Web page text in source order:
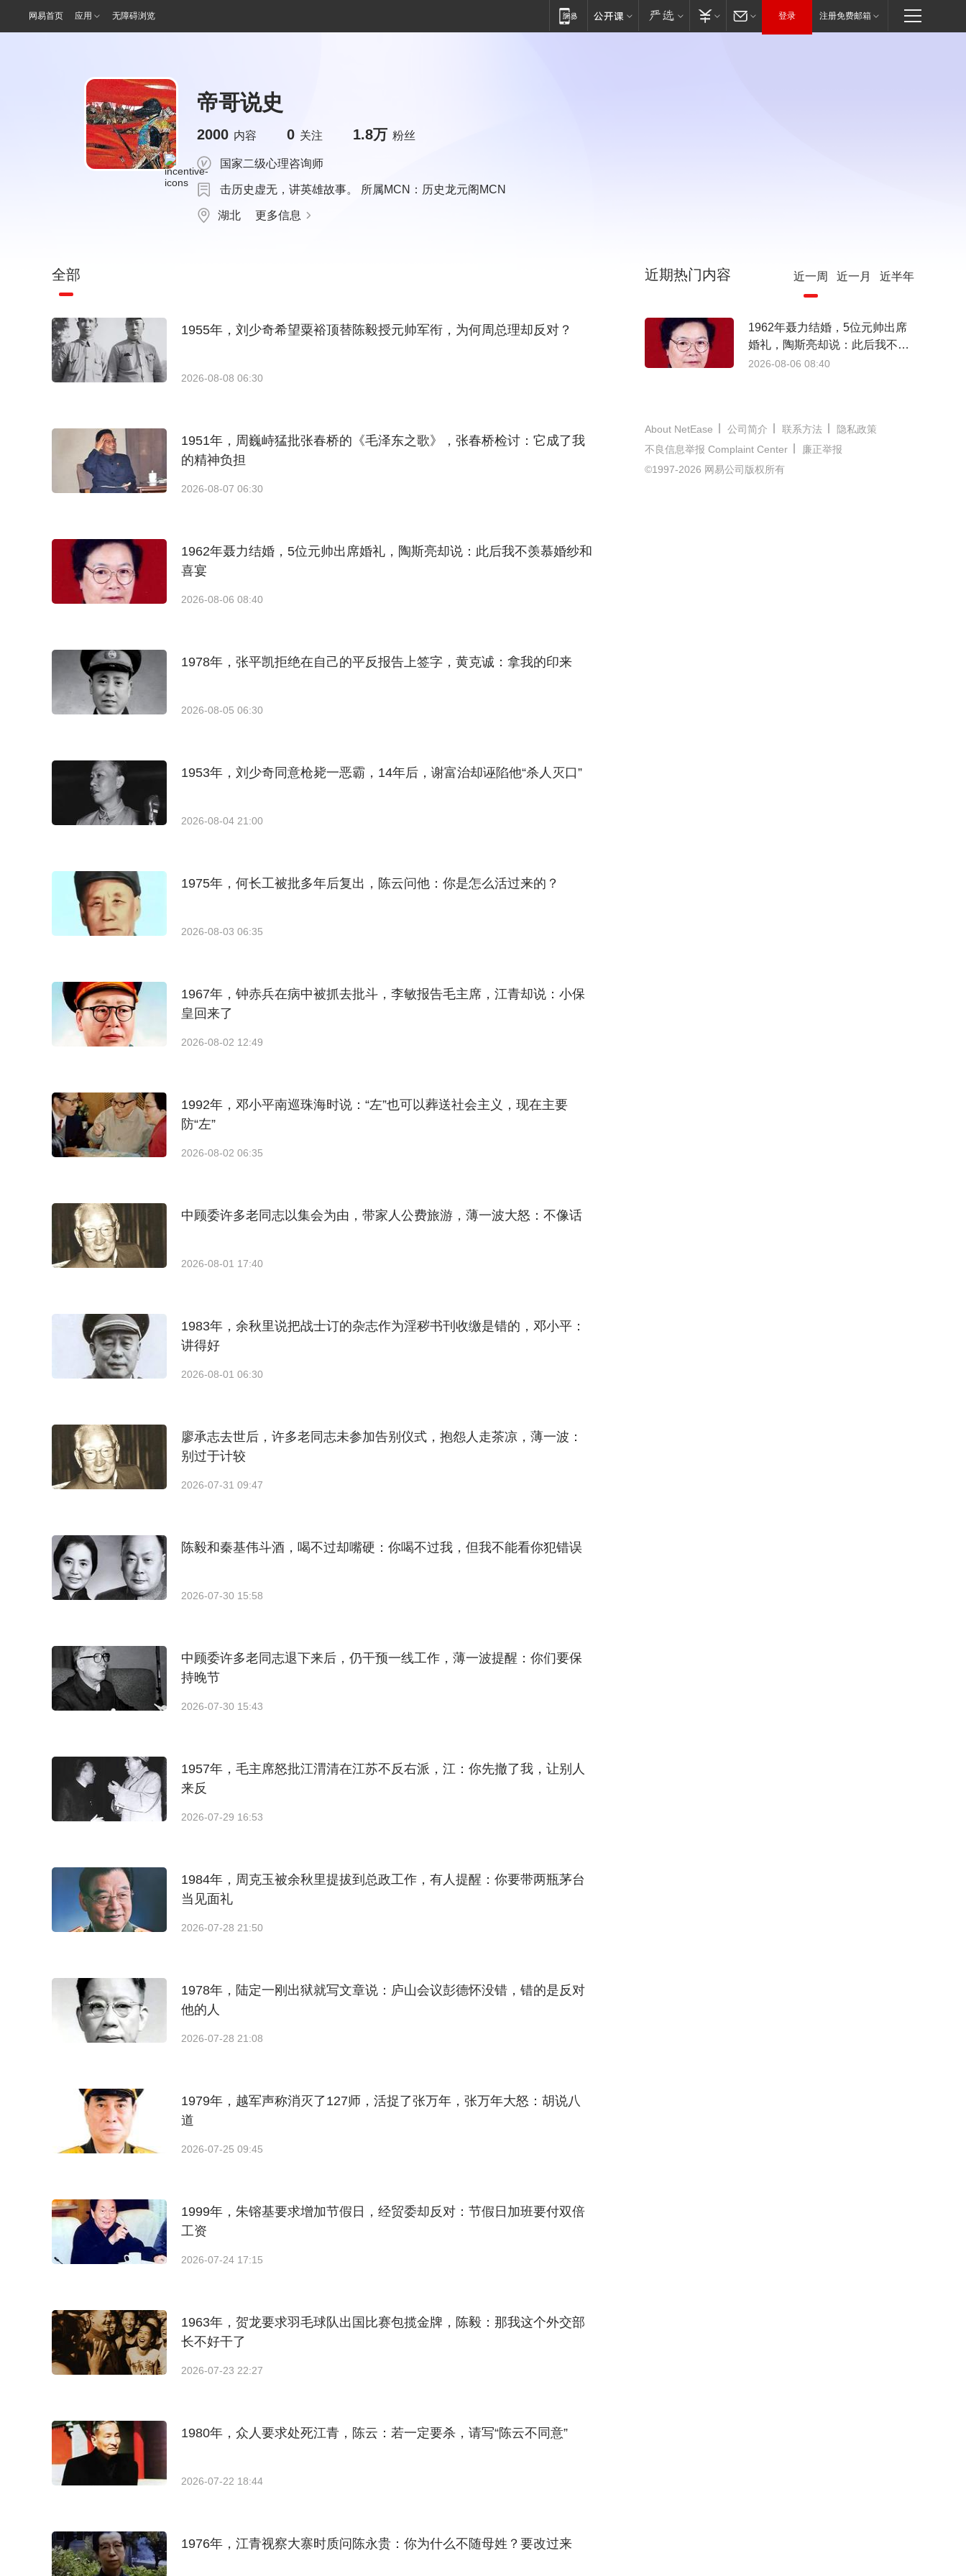
网易首页 应用 无障碍浏览 登录 注册免费邮箱
帝哥说史
2000 内容 0 关注 1.8万 粉丝
国家二级心理咨询师
击历史虚无，讲英雄故事。 所属MCN：历史龙元阁MCN
湖北 更多信息
全部
1955年，刘少奇希望粟裕顶替陈毅授元帅军衔，为何周总理却反对？
2026-08-08 06:30
1951年，周巍峙猛批张春桥的《毛泽东之歌》，张春桥检讨：它成了我
的精神负担
2026-08-07 06:30
1962年聂力结婚，5位元帅出席婚礼，陶斯亮却说：此后我不羡慕婚纱和
喜宴
2026-08-06 08:40
1978年，张平凯拒绝在自己的平反报告上签字，黄克诚：拿我的印来
2026-08-05 06:30
1953年，刘少奇同意枪毙一恶霸，14年后，谢富治却诬陷他“杀人灭口”
2026-08-04 21:00
1975年，何长工被批多年后复出，陈云问他：你是怎么活过来的？
2026-08-03 06:35
1967年，钟赤兵在病中被抓去批斗，李敏报告毛主席，江青却说：小保
皇回来了
2026-08-02 12:49
1992年，邓小平南巡珠海时说：“左”也可以葬送社会主义，现在主要
防“左”
2026-08-02 06:35
中顾委许多老同志以集会为由，带家人公费旅游，薄一波大怒：不像话
2026-08-01 17:40
1983年，余秋里说把战士订的杂志作为淫秽书刊收缴是错的，邓小平：
讲得好
2026-08-01 06:30
廖承志去世后，许多老同志未参加告别仪式，抱怨人走茶凉，薄一波：
别过于计较
2026-07-31 09:47
陈毅和秦基伟斗酒，喝不过却嘴硬：你喝不过我，但我不能看你犯错误
2026-07-30 15:58
中顾委许多老同志退下来后，仍干预一线工作，薄一波提醒：你们要保
持晚节
2026-07-30 15:43
1957年，毛主席怒批江渭清在江苏不反右派，江：你先撤了我，让别人
来反
2026-07-29 16:53
1984年，周克玉被余秋里提拔到总政工作，有人提醒：你要带两瓶茅台
当见面礼
2026-07-28 21:50
1978年，陆定一刚出狱就写文章说：庐山会议彭德怀没错，错的是反对
他的人
2026-07-28 21:08
1979年，越军声称消灭了127师，活捉了张万年，张万年大怒：胡说八
道
2026-07-25 09:45
1999年，朱镕基要求增加节假日，经贸委却反对：节假日加班要付双倍
工资
2026-07-24 17:15
1963年，贺龙要求羽毛球队出国比赛包揽金牌，陈毅：那我这个外交部
长不好干了
2026-07-23 22:27
1980年，众人要求处死江青，陈云：若一定要杀，请写“陈云不同意”
2026-07-22 18:44
1976年，江青视察大寨时质问陈永贵：你为什么不随母姓？要改过来
近期热门内容 近一周 近一月 近半年
1962年聂力结婚，5位元帅出席
婚礼，陶斯亮却说：此后我不羡
慕婚纱和喜宴
2026-08-06 08:40
About NetEase 公司简介 联系方法
隐私政策
不良信息举报 Complaint Center
廉正举报
©1997-2026 网易公司版权所有